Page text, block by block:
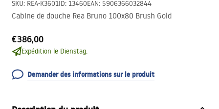
SKU: REA-K3601ID: 13460EAN: 5906366032844
Cabine de douche Rea Bruno 100x80 Brush Gold
€386,00
Expédition le Dienstag.
Demander des informations sur le produit